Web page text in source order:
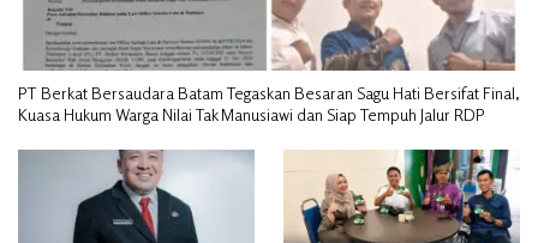
PT Berkat Bersaudara Batam Tegaskan Besaran Sagu Hati Bersifat Final,
Kuasa Hukum Warga Nilai Tak Manusiawi dan Siap Tempuh Jalur RDP